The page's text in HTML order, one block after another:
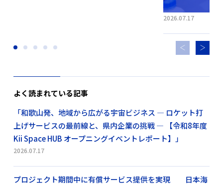
2026.07.17
よく読まれている記事
「和歌山発、地域から広がる宇宙ビジネス ― ロケット打
上げサービスの最前線と、県内企業の挑戦 ― 【令和8年度
Kii Space HUB オープニングイベントレポート】」
2026.07.17
プロジェクト期間中に有償サービス提供を実現 日本海